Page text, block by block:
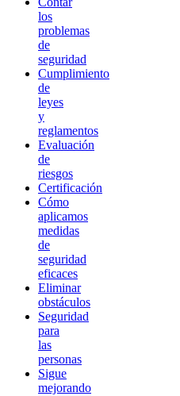
los
problemas
de
seguridad
Cumplimiento
de
leyes
y
reglamentos
Evaluación
de
riesgos
Certificación
Cómo
aplicamos
medidas
de
seguridad
eficaces
Eliminar
obstáculos
Seguridad
para
las
personas
Sigue
mejorando